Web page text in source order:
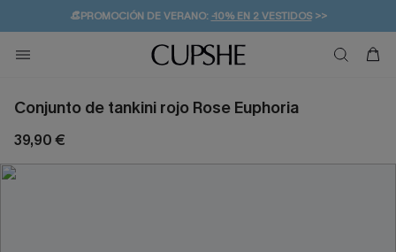
👒PROMOCIÓN DE VERANO:-10% EN 2 VESTIDOS>>
💌¡SUSCRIBIRSE & GANAR -10% EXTRA!
🚚ENVÍO GRATUITO A PARTIR DE 49 € >>
Conjunto de tankini rojo Rose Euphoria
39,90 €